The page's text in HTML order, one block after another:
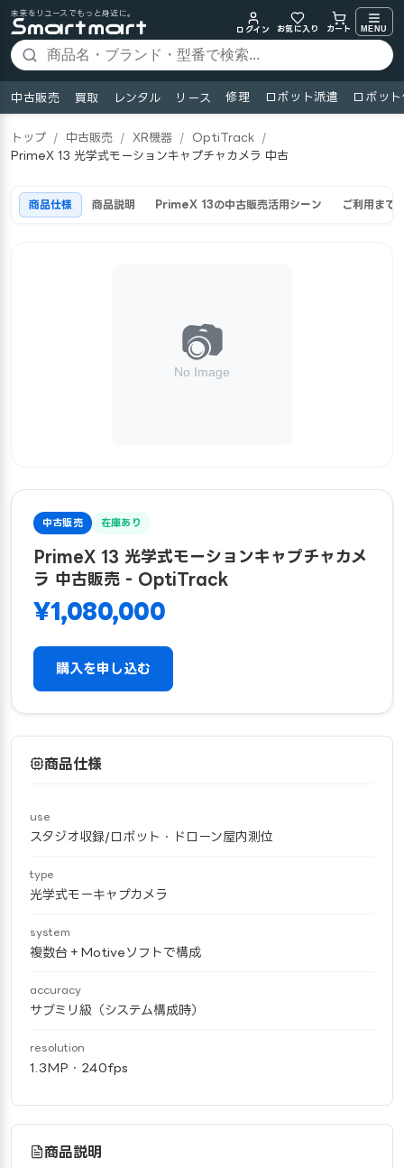
未来をリユースでもっと身近に。
ログイン
お気に入り カート MENU
中古販売 買取 レンタル リース 修理 ロボット派遣 ロボッ
トップ / 中古販売 / XR機器 / OptiTrack
/
PrimeX 13 光学式モーションキャプチャカメラ 中古
商品仕様 商品説明 PrimeX 13の中古販売活用シーン ご利用まで
中古販売 在庫あり
PrimeX 13 光学式モーションキャプチャカメ
ラ 中古販売 - OptiTrack
¥1,080,000
購入を申し込む
商品仕様
use
スタジオ収録/ロボット・ドローン屋内測位
type
光学式モーキャプカメラ
system
複数台＋Motiveソフトで構成
accuracy
サブミリ級（システム構成時）
resolution
1.3MP・240fps
商品説明